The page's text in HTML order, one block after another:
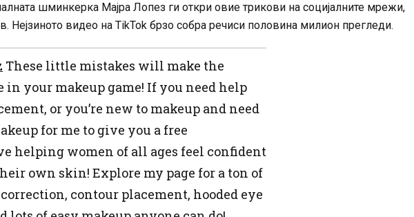
шминкерка Мајра Лопез ги откри овие трикови на социјалните мрежи,
Нејзиното видео на TikTok брзо собра речиси половина милион прегледи.
These little mistakes will make the
in your makeup game! If you need help
or you’re new to makeup and need
for me to give you a free
helping women of all ages feel confident
own skin! Explore my page for a ton of
contour placement, hooded eye